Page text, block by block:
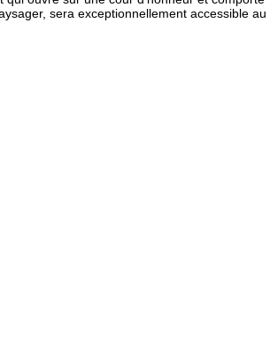
sera exceptionnellement accessible au